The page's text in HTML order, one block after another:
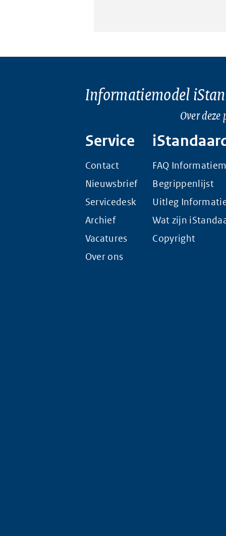
Informatiemodel
Over
Service
Contact
Nieuwsbrief
Servicedesk
Archief
Vacatures
Over ons
FAQ
Begrippenlijst
Uitleg
Wat zijn
Copyright